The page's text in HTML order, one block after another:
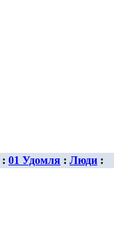
: 01 Удомля : Люди :